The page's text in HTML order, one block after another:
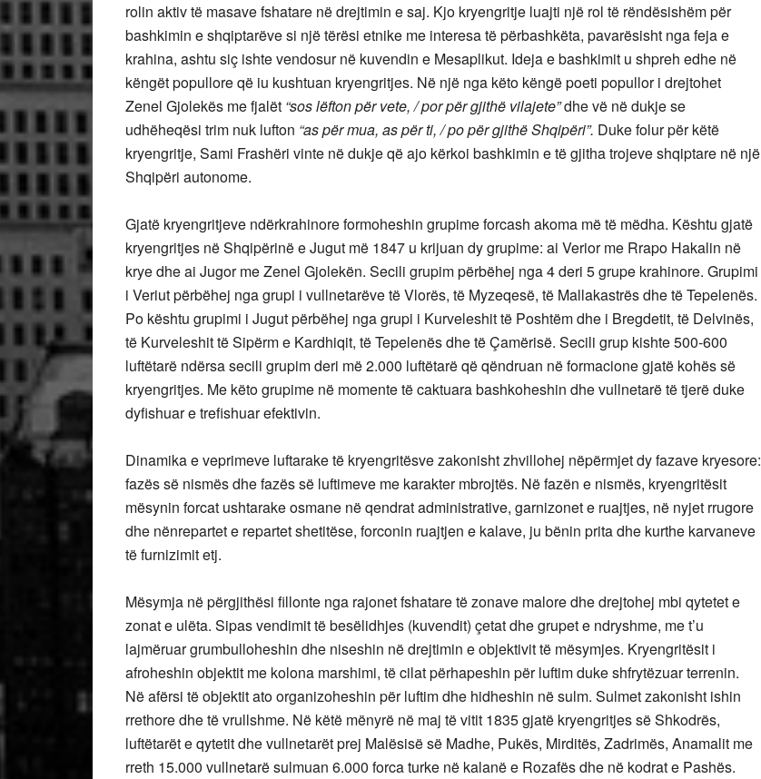
rolin aktiv të masave fshatare në drejtimin e saj. Kjo kryengritje luajti një rol të rëndësishëm për
bashkimin e shqiptarëve si një tërësi etnike me interesa të përbashkëta, pavarësisht nga feja e
krahina, ashtu siç ishte vendosur në kuvendin e Mesaplikut. Ideja e bashkimit u shpreh edhe në
këngët popullore që iu kushtuan kryengritjes. Në një nga këto këngë poeti popullor i drejtohet
Zenel Gjolekës me fjalët “sos lëfton për vete, / por për gjithë vilajete”dhe vë në dukje se
udhëheqësi trim nuk lufton “as për mua, as për ti, / po për gjithë Shqipëri”. Duke folur për këtë
kryengritje, Sami Frashëri vinte në dukje që ajo kërkoi bashkimin e të gjitha trojeve shqiptare në një
Shqipëri autonome.
Gjatë kryengritjeve ndërkrahinore formoheshin grupime forcash akoma më të mëdha. Kështu gjatë
kryengritjes në Shqipërinë e Jugut më 1847 u krijuan dy grupime: ai Verior me Rrapo Hakalin në
krye dhe ai Jugor me Zenel Gjolekën. Secili grupim përbëhej nga 4 deri 5 grupe krahinore. Grupimi
i Veriut përbëhej nga grupi i vullnetarëve të Vlorës, të Myzeqesë, të Mallakastrës dhe të Tepelenës.
Po kështu grupimi i Jugut përbëhej nga grupi i Kurveleshit të Poshtëm dhe i Bregdetit, të Delvinës,
të Kurveleshit të Sipërm e Kardhiqit, të Tepelenës dhe të Çamërisë. Secili grup kishte 500-600
luftëtarë ndërsa secili grupim deri më 2.000 luftëtarë që qëndruan në formacione gjatë kohës së
kryengritjes. Me këto grupime në momente të caktuara bashkoheshin dhe vullnetarë të tjerë duke
dyfishuar e trefishuar efektivin.
Dinamika e veprimeve luftarake të kryengritësve zakonisht zhvillohej nëpërmjet dy fazave kryesore:
fazës së nismës dhe fazës së luftimeve me karakter mbrojtës. Në fazën e nismës, kryengritësit
mësynin forcat ushtarake osmane në qendrat administrative, garnizonet e ruajtjes, në nyjet rrugore
dhe nënrepartet e repartet shetitëse, forconin ruajtjen e kalave, ju bënin prita dhe kurthe karvaneve
të furnizimit etj.
Mësymja në përgjithësi fillonte nga rajonet fshatare të zonave malore dhe drejtohej mbi qytetet e
zonat e ulëta. Sipas vendimit të besëlidhjes (kuvendit) çetat dhe grupet e ndryshme, me t’u
lajmëruar grumbulloheshin dhe niseshin në drejtimin e objektivit të mësymjes. Kryengritësit i
afroheshin objektit me kolona marshimi, të cilat përhapeshin për luftim duke shfrytëzuar terrenin.
Në afërsi të objektit ato organizoheshin për luftim dhe hidheshin në sulm. Sulmet zakonisht ishin
rrethore dhe të vrullshme. Në këtë mënyrë në maj të vitit 1835 gjatë kryengritjes së Shkodrës,
luftëtarët e qytetit dhe vullnetarët prej Malësisë së Madhe, Pukës, Mirditës, Zadrimës, Anamalit me
rreth 15.000 vullnetarë sulmuan 6.000 forca turke në kalanë e Rozafës dhe në kodrat e Pashës.